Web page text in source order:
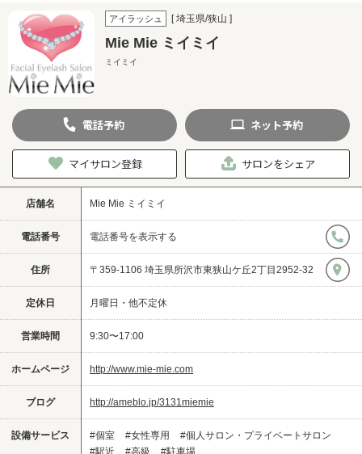
アイラッシュ [ 埼玉県/狭山 ]
Mie Mie ミイミイ
ミイミイ
電話予約 ネット予約
マイサロン登録 サロンをシェア
店舗名 Mie Mie ミイミイ
電話番号 電話番号を表示する
住所 〒359-1106 埼玉県所沢市東狭山ケ丘2丁目2952-32
定休日 月曜日・他不定休
営業時間 9:30〜17:00
ホームページ http://www.mie-mie.com
ブログ http://ameblo.jp/3131miemie
設備サービス #個室 #女性専用
#個人サロン・プライベートサロン
#駅近
#高級 #駐車場